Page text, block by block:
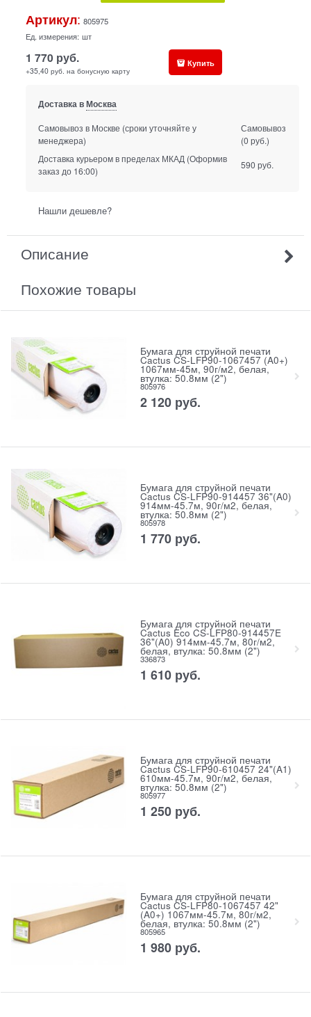
Артикул: 805975
Ед. измерения: шт
1 770 руб.
+35,40 руб. на бонусную карту
Купить
Доставка вМосква
Самовывоз в Москве (сроки уточняйте у
менеджера)
Самовывоз
(0 руб.)
Доставка курьером в пределах МКАД (Оформив
заказ до 16:00)
590 руб.
Нашли дешевле?
Описание
Похожие товары
Бумага для струйной печати
Cactus CS-LFP90-1067457 (A0+)
1067мм-45м, 90г/м2, белая,
втулка: 50.8мм (2")
805976
2 120 руб.
Бумага для струйной печати
Cactus CS-LFP90-914457 36"(A0)
914мм-45.7м, 90г/м2, белая,
втулка: 50.8мм (2")
805978
1 770 руб.
Бумага для струйной печати
Cactus Eco CS-LFP80-914457E
36"(A0) 914мм-45.7м, 80г/м2,
белая, втулка: 50.8мм (2")
336873
1 610 руб.
Бумага для струйной печати
Cactus CS-LFP90-610457 24"(A1)
610мм-45.7м, 90г/м2, белая,
втулка: 50.8мм (2")
805977
1 250 руб.
Бумага для струйной печати
Cactus CS-LFP80-1067457 42"
(A0+) 1067мм-45.7м, 80г/м2,
белая, втулка: 50.8мм (2")
805965
1 980 руб.